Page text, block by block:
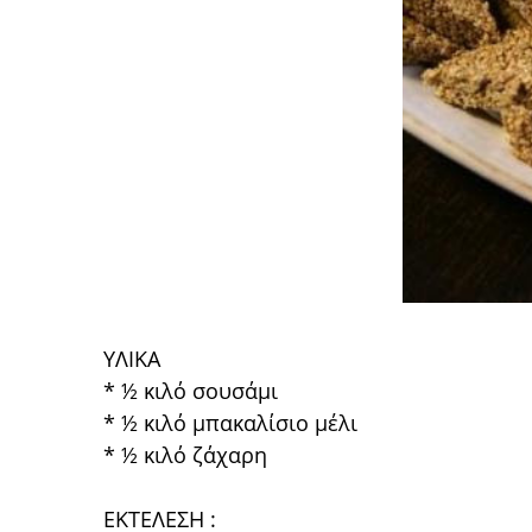
ΥΛΙΚΑ
* ½ κιλό σουσάμι
* ½ κιλό μπακαλίσιο μέλι
* ½ κιλό ζάχαρη
ΕΚΤΕΛΕΣΗ :